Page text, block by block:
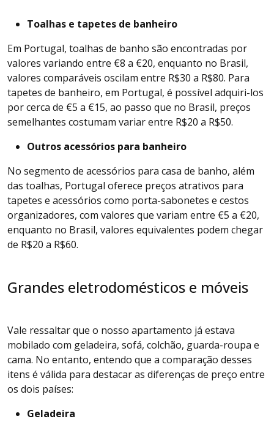
Toalhas e tapetes de banheiro
Em Portugal, toalhas de banho são encontradas por
valores variando entre €8 a €20, enquanto no Brasil,
valores comparáveis oscilam entre R$30 a R$80. Para
tapetes de banheiro, em Portugal, é possível adquiri-los
por cerca de €5 a €15, ao passo que no Brasil, preços
semelhantes costumam variar entre R$20 a R$50.
Outros acessórios para banheiro
No segmento de acessórios para casa de banho, além
das toalhas, Portugal oferece preços atrativos para
tapetes e acessórios como porta-sabonetes e cestos
organizadores, com valores que variam entre €5 a €20,
enquanto no Brasil, valores equivalentes podem chegar
de R$20 a R$60.
Grandes eletrodomésticos e móveis
Vale ressaltar que o nosso apartamento já estava
mobilado com geladeira, sofá, colchão, guarda-roupa e
cama. No entanto, entendo que a comparação desses
itens é válida para destacar as diferenças de preço entre
os dois países:
Geladeira